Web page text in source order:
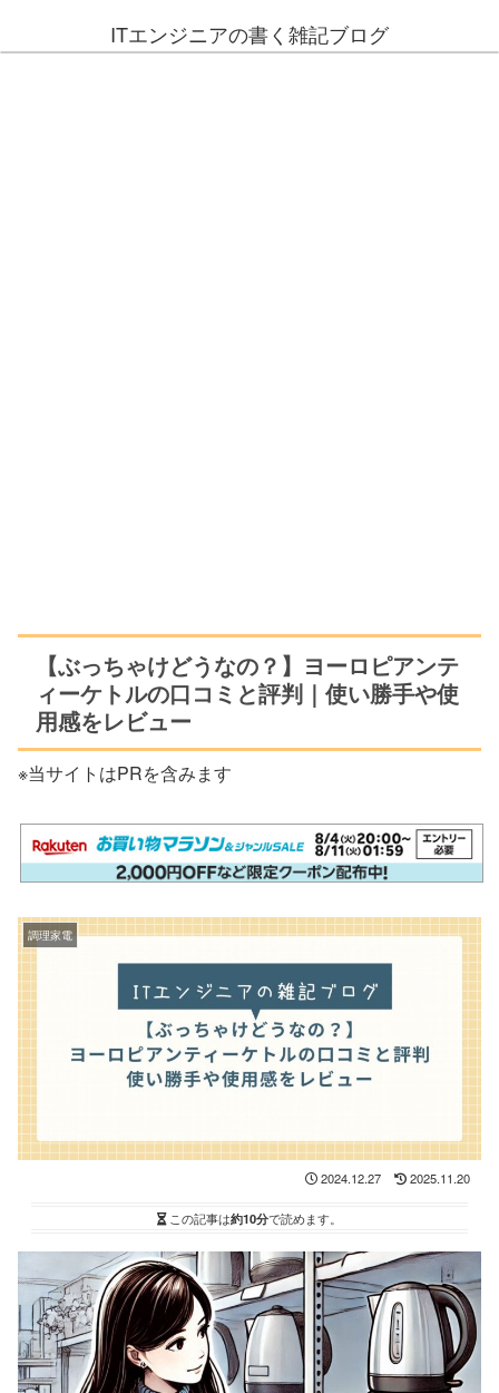
ITエンジニアの書く雑記ブログ
【ぶっちゃけどうなの？】ヨーロピアンテ
ィーケトルの口コミと評判｜使い勝手や使
用感をレビュー
※当サイトはPRを含みます
調理家電
2024.12.27 2025.11.20
この記事は約10分で読めます。